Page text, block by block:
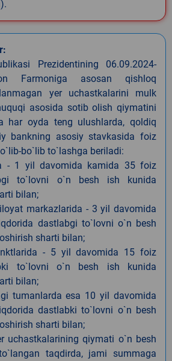
Prezidentining 06.09.2024-
Farmoniga asosan qishloq
yer uchastkalarini mulk
asosida sotib olish qiymatini
har oyda teng ulushlarda, qoldiq
bankning asosiy stavkasida foiz
bo`lib to`lashga beriladi:
- 1 yil davomida kamida 35 foiz
to`lovni o`n besh ish kunida
bilan;
markazlarida - 3 yil davomida
dastlabgi to`lovni o`n besh
sharti bilan;
- 5 yil davomida 15 foiz
to`lovni o`n besh ish kunida
bilan;
tumanlarda esa 10 yil davomida
dastlabki to`lovni o`n besh
sharti bilan;
uchastkalarining qiymati o`n besh
taqdirda, jami summaga